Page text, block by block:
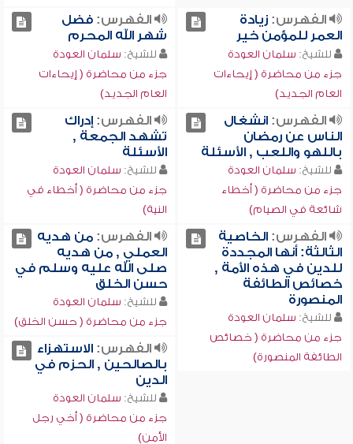
الفهرس:زيادة
العمر للمؤمن خير
للشيخ: سلمان العودة
جزء من محاضرة ( إيحاءات
العام الجديد)
الفهرس:فضل
شهر الله المحرم
للشيخ: سلمان العودة
جزء من محاضرة ( إيحاءات
العام الجديد)
الفهرس:انشغال
الناس عن رمضان
باللهو واللعب , الأسئلة
للشيخ: سلمان العودة
جزء من محاضرة ( أخطاء
شائعة في الصيام)
الفهرس:إدراك
تشهد الجمعة ,
الأسئلة
للشيخ: سلمان العودة
جزء من محاضرة ( أخطاء في
النية)
الفهرس:الخاصية
الثالثة: أنها المجددة
للدين في هذه الأمة ,
خصائص الطائفة
المنصورة
للشيخ: سلمان العودة
جزء من محاضرة ( خصائص
الطائفة المنصورة)
الفهرس:من هديه
العملي , من هديه
صلى الله عليه وسلم في
حسن الخلق
للشيخ: سلمان العودة
جزء من محاضرة ( حسن الخلق)
الفهرس:الاستهزاء
بالصالحين , الحزم في
الدين
للشيخ: سلمان العودة
جزء من محاضرة ( أخي رجل
الأمن)